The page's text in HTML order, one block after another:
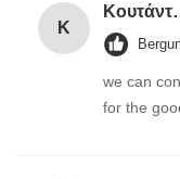
Κ
we can
for the